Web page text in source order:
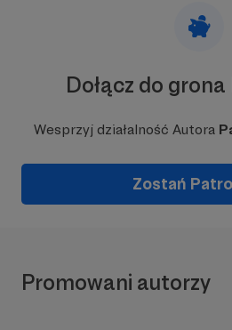
Dołącz do
Wesprzyj działalność Autora
Zostań
Promowani autorzy